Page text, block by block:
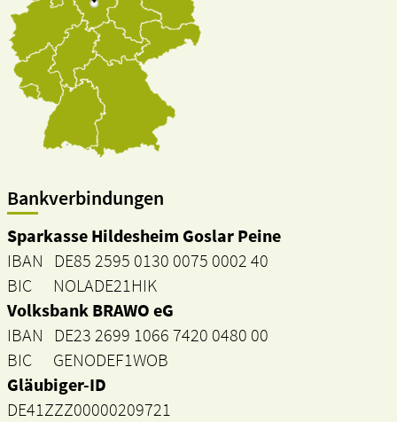
Bankverbindungen
Sparkasse Hildesheim Goslar Peine
IBAN DE85 2595 0130 0075 0002 40
BIC NOLADE21HIK
Volksbank BRAWO eG
IBAN DE23 2699 1066 7420 0480 00
BIC GENODEF1WOB
Gläubiger-ID
DE41ZZZ00000209721